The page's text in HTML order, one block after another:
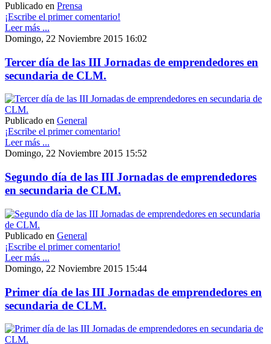
Publicado en Prensa
¡Escribe el primer comentario!
Leer más ...
Domingo, 22 Noviembre 2015 16:02
Tercer día de las III Jornadas de emprendedores en
secundaria de CLM.
Publicado en General
¡Escribe el primer comentario!
Leer más ...
Domingo, 22 Noviembre 2015 15:52
Segundo día de las III Jornadas de emprendedores
en secundaria de CLM.
Publicado en General
¡Escribe el primer comentario!
Leer más ...
Domingo, 22 Noviembre 2015 15:44
Primer día de las III Jornadas de emprendedores en
secundaria de CLM.